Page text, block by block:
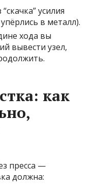
усилия
в металл).
хода вы
вывести узел,
как
пресса —
должна: